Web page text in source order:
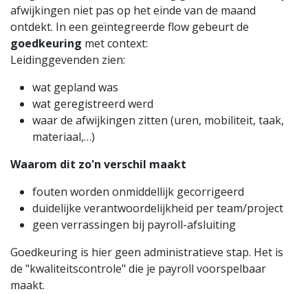
afwijkingen niet pas op het einde van de maand
ontdekt. In een geïntegreerde flow gebeurt de
goedkeuring met context:
Leidinggevenden zien:
wat gepland was
wat geregistreerd werd
waar de afwijkingen zitten (uren, mobiliteit, taak,
materiaal,…)
Waarom dit zo'n verschil maakt
fouten worden onmiddellijk gecorrigeerd
duidelijke verantwoordelijkheid per team/project
geen verrassingen bij payroll-afsluiting
Goedkeuring is hier geen administratieve stap. Het is
de "kwaliteitscontrole" die je payroll voorspelbaar
maakt.